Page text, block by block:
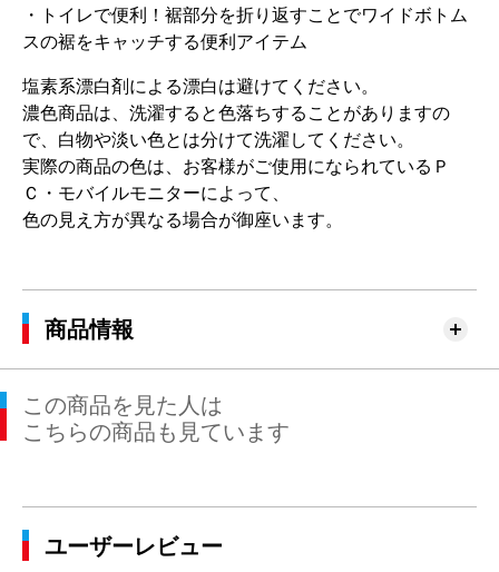
・トイレで便利！裾部分を折り返すことでワイドボトム
スの裾をキャッチする便利アイテム
塩素系漂白剤による漂白は避けてください。
濃色商品は、洗濯すると色落ちすることがありますの
で、白物や淡い色とは分けて洗濯してください。
実際の商品の色は、お客様がご使用になられているＰ
Ｃ・モバイルモニターによって、
色の見え方が異なる場合が御座います。
商品情報
この商品を見た人は
こちらの商品も見ています
ユーザーレビュー